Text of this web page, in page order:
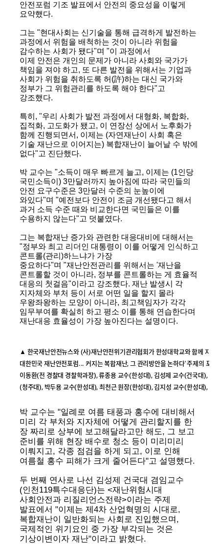
안전포럼 기조 발표에서 안전의 중요성을 이렇게
요약했다.
그는 "현대사회는 신기술을 통해 급격하게 발전하는
과정에서 위험을 배척하는 것이 아니라 위험을
감수하는 사회가 됐다"며 "이 과정에서
이제 안전은 개인의 문제가 아니라 사회와 국가가
책임을 져야 하고, 또 다른 발전을 위해서는 기업과
사회가 위험을 취하도록 허(許)하는 대신 국가와
정부가 그 위험관리를 하도록 해야 한다"고
강조했다.
특히, "우리 사회가 발전 과정에서 대형화, 복합화,
집적화, 고도화가 됐고, 이 연장선 상에서 노후화가
함께 진행되면서, 이제는 (자연재난이 사회 혹은
기술 재난으로 이어지는) 복합재난이 늘어날 수 밖에
없다"고 진단했다.
박 교수는 "소득이 매우 빠르게 늘고, 이제는 (1인당
국민소득이) 3만달러까지 높아짐에 따라 국민들의
안전 요구수준은 3만달러 수준의 눈높이에
와있다"며 "예전보다 안전이 조금 개선됐다고 해서
과거 소득 수준 때와 비교한다면 국민들은 이를
수용하지 않는다"고 덧붙였다.
그는 복합재난 증가와 관련한 대응대비에 대해서는
"정부와 최고 리더인 대통령이 이를 어떻게 인식하고
콘트롤(관리)하느냐가 가장
중요하다"며 "재난안전관리를 위해서는 '재난을
콘트롤할 것이 아니라, 정부를 콘트롤하는 게 효율적
대응의 첫걸음"이라고 강조했다. 재난 발생시 각
지자체와 부처 등이 서로 어떤 일을 할지 몰라
우왕좌왕하는 모양이 아니라, 최고책임자가 각각
임무부여를 확실히 하고 평소 이를 통해 연습한다며
재난대응 효율성이 가장 높아진다는 설명이다.
▲ 한국재난안전뉴스와 (사)재난안전위기관리협회가 한성대학교와 함께 지
대한민국 재난안전포럼... 커지는 복합재난, 그 관리방안을 논하다' 주제의 포
이동환(전 경찰대 경찰학과장), 류종용 교수(한성대), 김성제 교수(건국대), 김
(청주대), 박두용 교수(한성대), 최천근 원장(한성대), 김지성 교수(한성대),
박 교수는 "일례로 여름 태풍과 홍수에 대비해서
미리 각 부처와 지자체에 어떻게 관리할지를 한
장 짜리로 상부에 보고해달라고만 해도, 그 보고
준비를 위해 현장 배수로 청소 등이 미리미리
이뤄지고, 각종 점검을 하게 되고, 이로 인해
여름철 홍수 피해가 크게 줄어든다"고 설명했다.
두 번째 연사로 나선 김성제 건국대 겸임교수
(인천119특수대응단)는 <재난위험시대
사회안전과 리질리언스전략>이라는 주제
발표에서 "이제는 제4차 산업혁명의 시대로,
복합재난이 일반화되는 사회로 진입했으며,
국제적인 위기요인 중 가장 부각되는 것은
기상이변이자 재난"이라고 밝혔다.